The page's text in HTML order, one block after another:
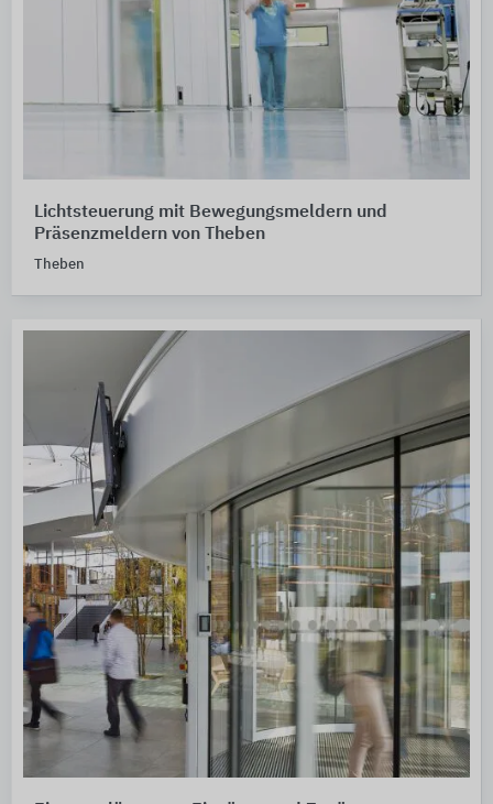
Lichtsteuerung mit Bewegungsmeldern und
Präsenzmeldern von Theben
Theben